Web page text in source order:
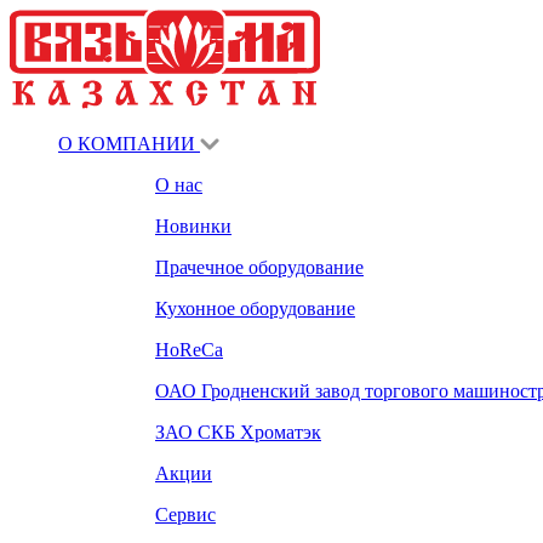
О КОМПАНИИ
О нас
Новинки
Прачечное оборудование
Кухонное оборудование
HoReCa
ОАО Гродненский завод торгового
ЗАО СКБ Хроматэк
Акции
Сервис